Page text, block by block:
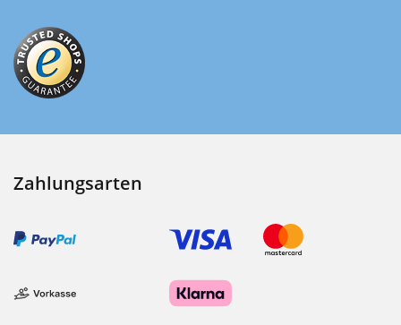
Zahlungsarten